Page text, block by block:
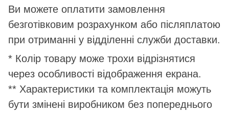
Ви можете оплатити замовлення
безготівковим розрахунком або післяплатою
при отриманні у відділенні служби доставки.
* Колір товару може трохи відрізнятися
через особливості відображення екрана.
** Характеристики та комплектація можуть
бути змінені виробником без попереднього